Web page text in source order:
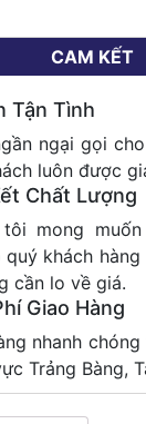
CAM KẾT
Tận Tình
ngại gọi
luôn được
Chất Lượng
tôi mong
quý khách
cần lo về giá.
Giao Hàng
nhanh
Trảng Bàng,